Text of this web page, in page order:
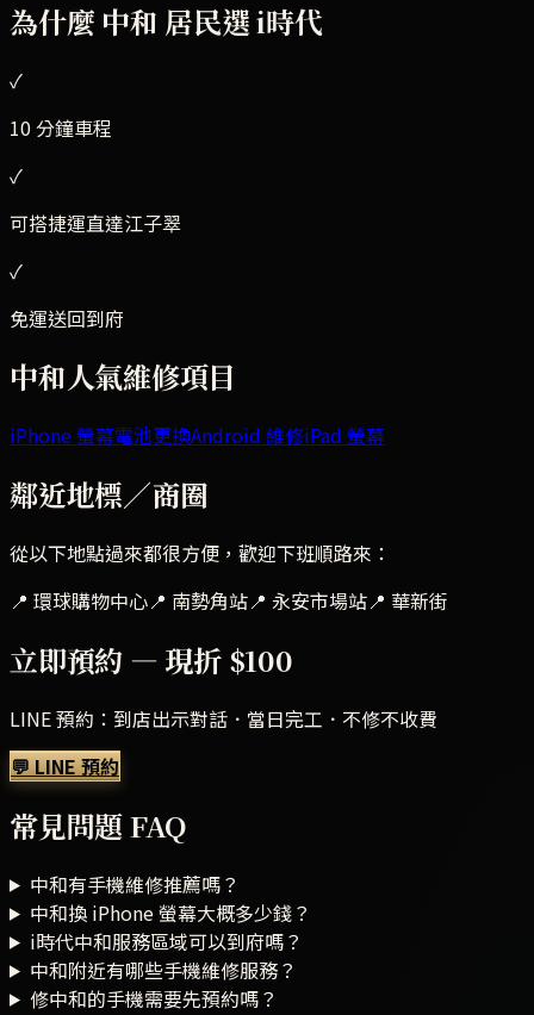
為什麼 中和 居民選 i時代
✓
10 分鐘車程
✓
可搭捷運直達江子翠
✓
免運送回到府
中和人氣維修項目
iPhone 螢幕電池更換Android 維修iPad 螢幕
鄰近地標／商圈
從以下地點過來都很方便，歡迎下班順路來：
📍 環球購物中心📍 南勢角站📍 永安市場站📍 華新街
立即預約 — 現折 $100
LINE 預約：到店出示對話．當日完工．不修不收費
💬 LINE 預約
常見問題 FAQ
中和有手機維修推薦嗎？
中和換 iPhone 螢幕大概多少錢？
i時代中和服務區域可以到府嗎？
中和附近有哪些手機維修服務？
修中和的手機需要先預約嗎？